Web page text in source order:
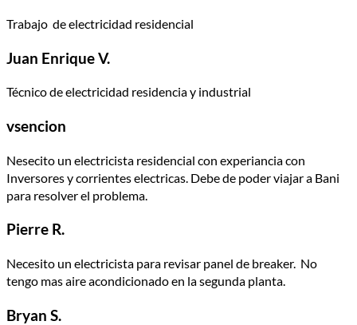
Trabajo de electricidad residencial
Juan Enrique V.
Técnico de electricidad residencia y industrial
vsencion
Nesecito un electricista residencial con experiancia con
Inversores y corrientes electricas. Debe de poder viajar a Bani
para resolver el problema.
Pierre R.
Necesito un electricista para revisar panel de breaker. No
tengo mas aire acondicionado en la segunda planta.
Bryan S.